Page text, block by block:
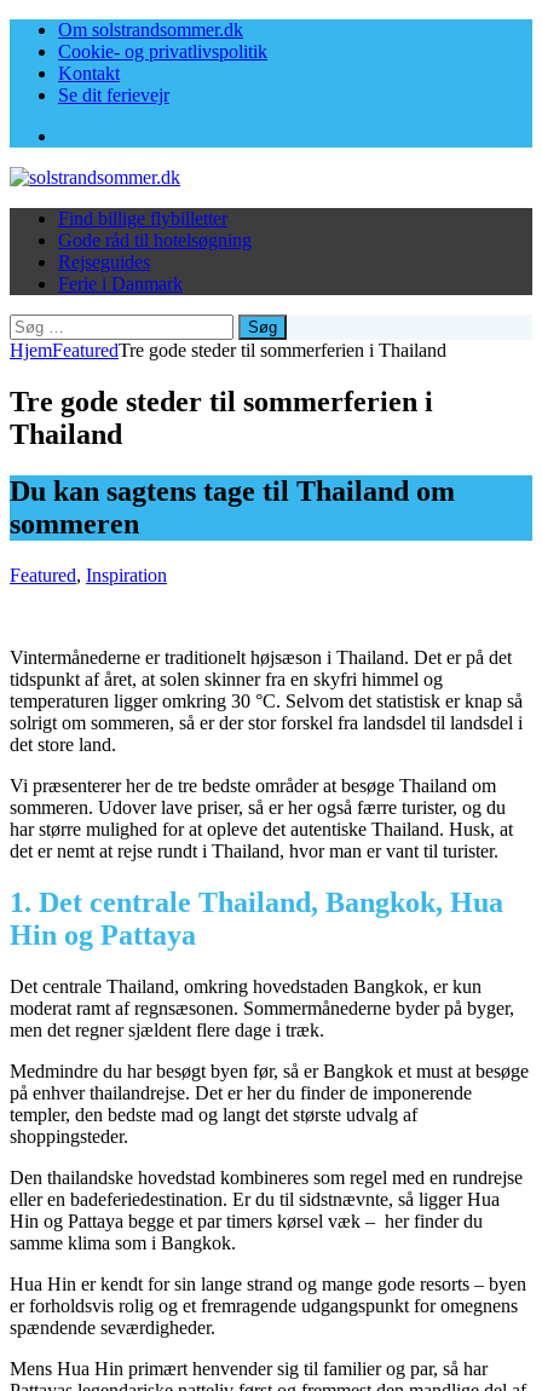
Om solstrandsommer.dk
Cookie- og privatlivspolitik
Kontakt
Se dit ferievejr
Find billige flybilletter
Gode råd til hotelsøgning
Rejseguides
Ferie i Danmark
Søg
efter:
HjemFeaturedTre gode steder til sommerferien i Thailand
Tre gode steder til sommerferien i
Thailand
Du kan sagtens tage til Thailand om
sommeren
Featured, Inspiration
Vintermånederne er traditionelt højsæson i Thailand. Det er på det
tidspunkt af året, at solen skinner fra en skyfri himmel og
temperaturen ligger omkring 30 °C. Selvom det statistisk er knap så
solrigt om sommeren, så er der stor forskel fra landsdel til landsdel i
det store land.
Vi præsenterer her de tre bedste områder at besøge Thailand om
sommeren. Udover lave priser, så er her også færre turister, og du
har større mulighed for at opleve det autentiske Thailand. Husk, at
det er nemt at rejse rundt i Thailand, hvor man er vant til turister.
1. Det centrale Thailand, Bangkok, Hua
Hin og Pattaya
Det centrale Thailand, omkring hovedstaden Bangkok, er kun
moderat ramt af regnsæsonen. Sommermånederne byder på byger,
men det regner sjældent flere dage i træk.
Medmindre du har besøgt byen før, så er Bangkok et must at besøge
på enhver thailandrejse. Det er her du finder de imponerende
templer, den bedste mad og langt det største udvalg af
shoppingsteder.
Den thailandske hovedstad kombineres som regel med en rundrejse
eller en badeferiedestination. Er du til sidstnævnte, så ligger Hua
Hin og Pattaya begge et par timers kørsel væk – her finder du
samme klima som i Bangkok.
Hua Hin er kendt for sin lange strand og mange gode resorts – byen
er forholdsvis rolig og et fremragende udgangspunkt for omegnens
spændende seværdigheder.
Mens Hua Hin primært henvender sig til familier og par, så har